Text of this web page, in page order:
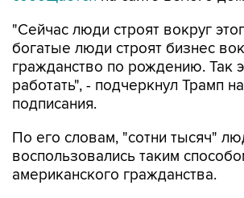
"Сейчас люди строят вокруг
богатые люди строят бизнес
гражданство по рождению. Так
работать", - подчеркнул Трамп
подписания.
По его словам, "сотни тысяч"
воспользовались таким
американского гражданства.